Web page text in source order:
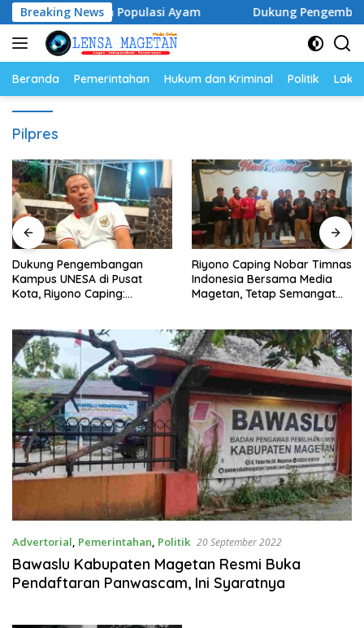
Langsung
ke
konten
Breaking News
dan Populasi Ayam Dukung Pengembangan
Beranda Pemerintahan Hukum dan Kriminal Politik
Pilpres
Dukung Pengembangan
Kampus UNESA di Pusat
Kota, Riyono Caping:
Riyono Caping Nobar Timnas
Indonesia Bersama Media
Magetan, Tetap Semangat
Advertorial, Pemerintahan, Politik 20 September 2022
Bawaslu Kabupaten Magetan Resmi Buka
Pendaftaran Panwascam, Ini Syaratnya